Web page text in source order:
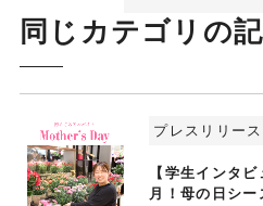
同じカテゴリの
プレスリリース
【学生インタ
月！母の日シ